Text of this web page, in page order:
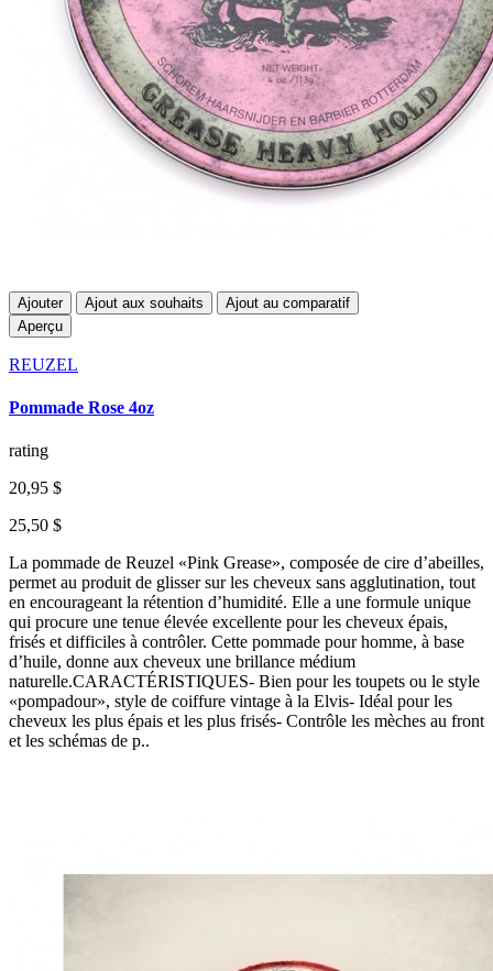
Ajouter Ajout aux souhaits
Ajout au comparatif
Aperçu
REUZEL
Pommade Rose 4oz
rating
20,95 $
25,50 $
La pommade de Reuzel «Pink Grease», composée de cire d’abeilles,
permet au produit de glisser sur les cheveux sans agglutination, tout
en encourageant la rétention d’humidité. Elle a une formule unique
qui procure une tenue élevée excellente pour les cheveux épais,
frisés et difficiles à contrôler. Cette pommade pour homme, à base
d’huile, donne aux cheveux une brillance médium
naturelle.CARACTÉRISTIQUES- Bien pour les toupets ou le style
«pompadour», style de coiffure vintage à la Elvis- Idéal pour les
cheveux les plus épais et les plus frisés- Contrôle les mèches au front
et les schémas de p..